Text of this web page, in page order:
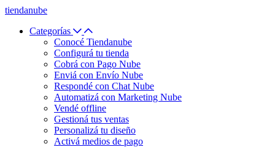
tiendanube
Categorías
Conocé Tiendanube
Configurá tu tienda
Cobrá con Pago Nube
Enviá con Envío Nube
Respondé con Chat Nube
Automatizá con Marketing Nube
Vendé offline
Gestioná tus ventas
Personalizá tu diseño
Activá medios de pago